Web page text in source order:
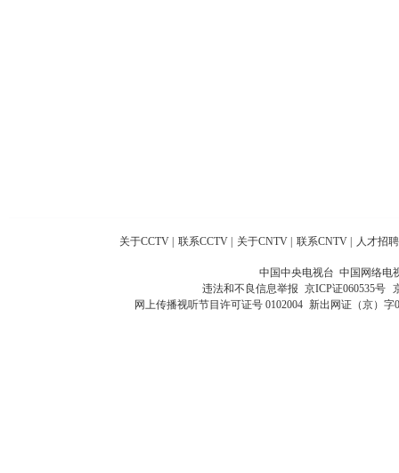
关于CCTV 联系CCTV 关于CNTV 联系CNTV 人才招聘
中国中央电视台 中国网络电
违法和不良信息举报 京ICP证060535号
网上传播视听节目许可证号 0102004 新出网证（京）